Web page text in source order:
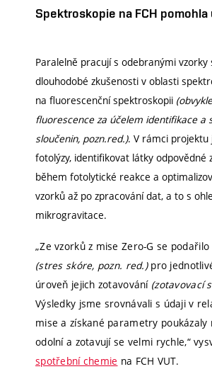
Spektroskopie na FCH
Paralelně pracují s odebranými vzorky
dlouhodobé zkušenosti v oblasti
na fluorescenční spektroskopii
fluorescence za účelem identifikace a
sloučenin, pozn.red.). V rámci projektu
fotolýzy, identifikovat látky odpovědné
během fotolytické reakce a
vzorků až po zpracování dat, a to s
mikrogravitace.
„Ze vzorků z mise Zero-G se
(stres skóre, pozn. red.)pro
úroveň jejich zotavování (zotavovací
Výsledky jsme srovnávali s údaji v
mise a získané parametry
odolní a zotavují se velmi rychle,“
spotřební chemie na FCH VUT.